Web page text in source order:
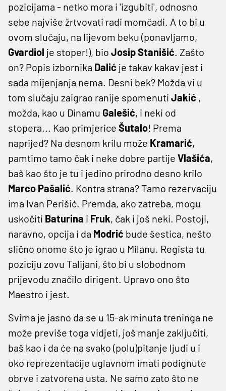
pozicijama - netko mora i 'izgubiti', odnosno
sebe najviše žrtvovati radi momčadi. A to bi u
ovom slučaju, na lijevom beku (ponavljamo,
Gvardiol je stoper!), bio Josip Stanišić. Zašto
on? Popis izbornika Dalić je takav kakav jest i
sada mijenjanja nema. Desni bek? Možda vi u
tom slučaju zaigrao ranije spomenuti Jakić ,
možda, kao u Dinamu Galešić, i neki od
stopera... Kao primjerice Šutalo! Prema
naprijed? Na desnom krilu može Kramarić,
pamtimo tamo čak i neke dobre partije Vlašića,
baš kao što je tu i jedino prirodno desno krilo
Marco Pašalić. Kontra strana? Tamo rezervaciju
ima Ivan Perišić. Premda, ako zatreba, mogu
uskočiti Baturina i Fruk, čak i još neki. Postoji,
naravno, opcija i da Modrić bude šestica, nešto
slično onome što je igrao u Milanu. Regista tu
poziciju zovu Talijani, što bi u slobodnom
prijevodu značilo dirigent. Upravo ono što
Maestro i jest.
Svima je jasno da se u 15-ak minuta treninga ne
može previše toga vidjeti, još manje zaključiti,
baš kao i da će na svako (polu)pitanje ljudi u i
oko reprezentacije uglavnom imati podignute
obrve i zatvorena usta. Ne samo zato što ne